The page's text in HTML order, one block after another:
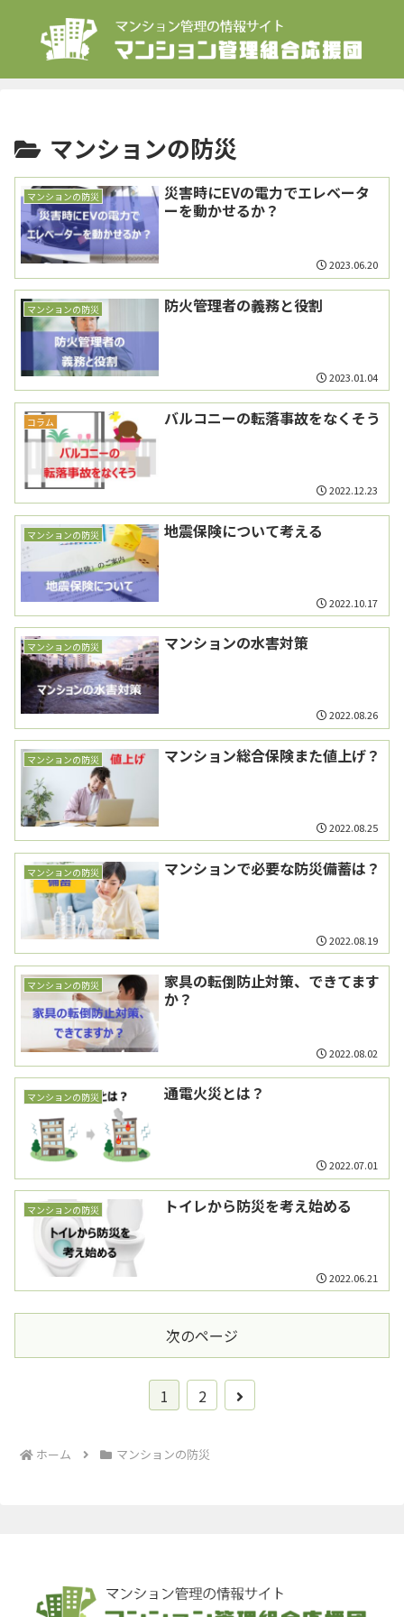
マンションの防災
マンションの防災
災害時にEVの電力でエレベータ
ーを動かせるか？
2023.06.20
マンションの防災 防火管理者の義務と役割
2023.01.04
コラム バルコニーの転落事故をなくそう
2022.12.23
マンションの防災 地震保険について考える
2022.10.17
マンションの防災 マンションの水害対策
2022.08.26
マンションの防災 マンション総合保険また値上げ？
2022.08.25
マンションの防災 マンションで必要な防災備蓄は？
2022.08.19
マンションの防災
家具の転倒防止対策、できてます
か？
2022.08.02
マンションの防災 通電火災とは？
2022.07.01
マンションの防災 トイレから防災を考え始める
2022.06.21
次のページ
1 2
次
ホーム マンションの防災